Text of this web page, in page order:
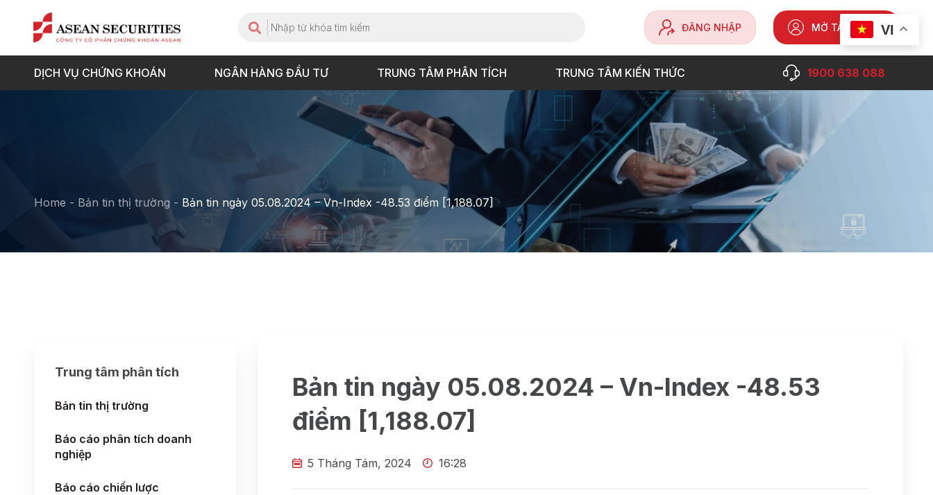
ĐĂNG NHẬP MỞ TÀI KHOẢN
DỊCH VỤ CHỨNG KHOÁN NGÂN HÀNG ĐẦU TƯ TRUNG TÂM PHÂN TÍCH TRUNG TÂM KIẾN THỨC 1900 638 088
Home - Bản tin thị trường - Bản tin ngày 05.08.2024 – Vn-Index -48.53 điểm [1,188.07]
Trung tâm phân tích
Bản tin thị trường
Báo cáo phân tích doanh
nghiệp
Báo cáo chiến lược
Bản tin ngày 05.08.2024 – Vn-Index -48.53
điểm [1,188.07]
5 Tháng Tám, 2024 16:28
VI